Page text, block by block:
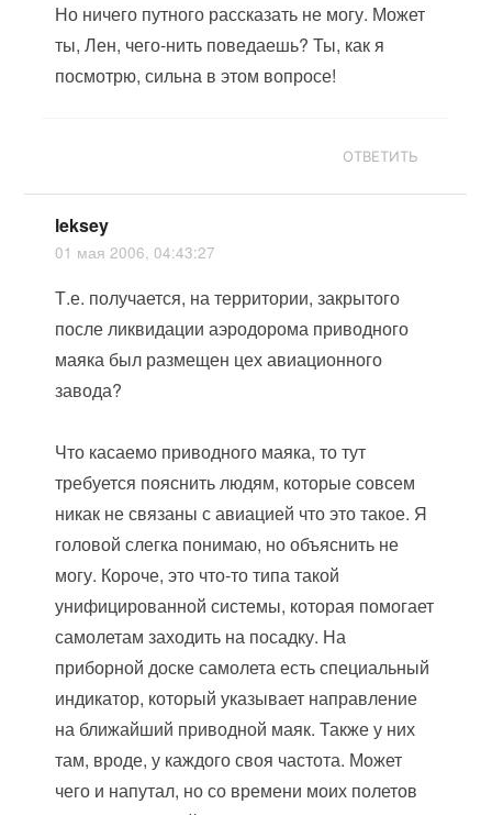
Но ничего путного рассказать не могу. Может
ты, Лен, чего-нить поведаешь? Ты, как я
посмотрю, сильна в этом вопросе!
ОТВЕТИТЬ
leksey
01 мая 2006, 04:43:27
Т.е. получается, на территории, закрытого
после ликвидации аэродорома приводного
маяка был размещен цех авиационного
завода?
Что касаемо приводного маяка, то тут
требуется пояснить людям, которые совсем
никак не связаны с авиацией что это такое. Я
головой слегка понимаю, но объяснить не
могу. Короче, это что-то типа такой
унифицированной системы, которая помогает
самолетам заходить на посадку. На
приборной доске самолета есть специальный
индикатор, который указывает направление
на ближайший приводной маяк. Также у них
там, вроде, у каждого своя частота. Может
чего и напутал, но со времени моих полетов